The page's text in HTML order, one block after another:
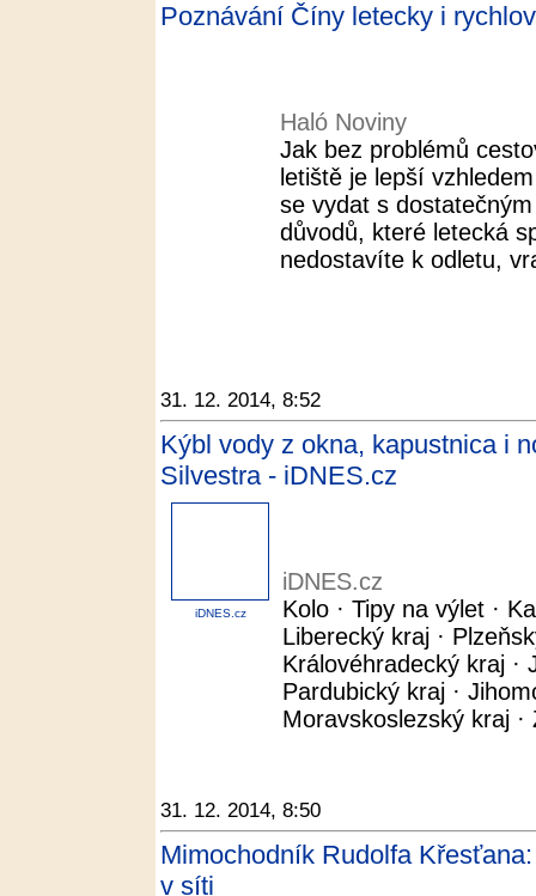
Poznávání Číny letecky i
Haló Noviny
Jak bez problémů
letiště je lepší
se vydat s
důvodů, které letecká
nedostavíte k odletu,
31. 12. 2014, 8:52
Kýbl vody z okna, kapustnica i
Silvestra - iDNES.cz
iDNES.cz
iDNES.cz
Kolo · Tipy na výlet ·
Liberecký kraj ·
Královéhradecký kraj ·
Pardubický kraj ·
Moravskoslezský kraj
31. 12. 2014, 8:50
Mimochodník Rudolfa
v síti